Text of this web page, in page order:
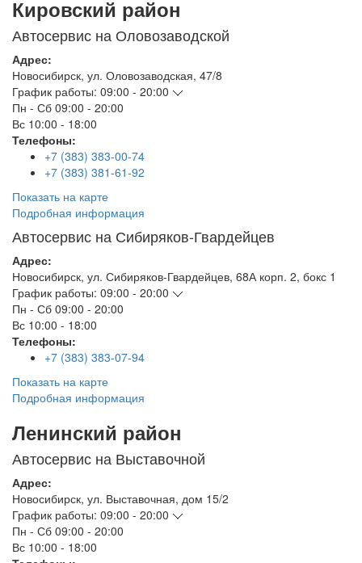
Кировский район
Автосервис на Оловозаводской
Адрес:
Новосибирск, ул. Оловозаводская, 47/8
График работы: 09:00 - 20:00
Пн - Сб 09:00 - 20:00
Вс 10:00 - 18:00
Телефоны:
+7 (383) 383-00-74
+7 (383) 381-61-92
Показать на карте
Подробная информация
Автосервис на Сибиряков-Гвардейцев
Адрес:
Новосибирск, ул. Сибиряков-Гвардейцев, 68А корп. 2, бокс 1
График работы: 09:00 - 20:00
Пн - Сб 09:00 - 20:00
Вс 10:00 - 18:00
Телефоны:
+7 (383) 383-07-94
Показать на карте
Подробная информация
Ленинский район
Автосервис на Выставочной
Адрес:
Новосибирск, ул. Выставочная, дом 15/2
График работы: 09:00 - 20:00
Пн - Сб 09:00 - 20:00
Вс 10:00 - 18:00